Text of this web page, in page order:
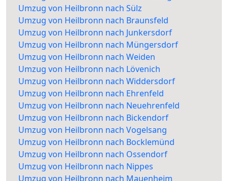
Umzug von Heilbronn nach Sülz
Umzug von Heilbronn nach Braunsfeld
Umzug von Heilbronn nach Junkersdorf
Umzug von Heilbronn nach Müngersdorf
Umzug von Heilbronn nach Weiden
Umzug von Heilbronn nach Lövenich
Umzug von Heilbronn nach Widdersdorf
Umzug von Heilbronn nach Ehrenfeld
Umzug von Heilbronn nach Neuehrenfeld
Umzug von Heilbronn nach Bickendorf
Umzug von Heilbronn nach Vogelsang
Umzug von Heilbronn nach Bocklemünd
Umzug von Heilbronn nach Ossendorf
Umzug von Heilbronn nach Nippes
Umzug von Heilbronn nach Mauenheim